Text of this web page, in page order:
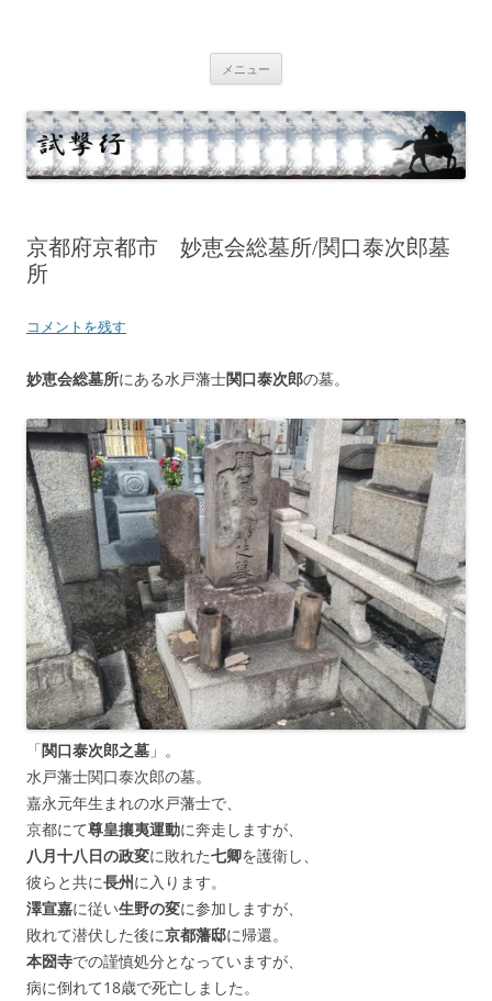
キ
ッ
プ
メニュー
京都府京都市 妙恵会総墓所/関口泰次郎墓
所
コメントを残す
妙恵会総墓所にある水戸藩士関口泰次郎の墓。
「関口泰次郎之墓 」。
水戸藩士関口泰次郎の墓。
嘉永元年生まれの水戸藩士で、
京都にて尊皇攘夷運動に奔走しますが、
八月十八日の政変に敗れた七卿を護衛し、
彼らと共に長州に入ります。
澤宣嘉に従い生野の変に参加しますが、
敗れて潜伏した後に京都藩邸に帰還。
本圀寺での謹慎処分となっていますが、
病に倒れて18歳で死亡しました。